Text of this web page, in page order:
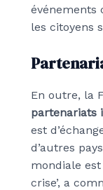
les citoyens
En outre, la
partenariats
est
d’autres
mondiale
crise’, a